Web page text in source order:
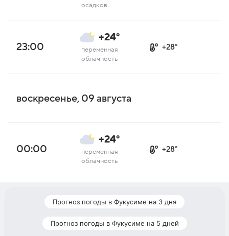
осадков
23:00
+24°
переменная
облачность
+28°
воскресенье, 09 августа
00:00
+24°
переменная
облачность
+28°
Прогноз погоды в Фукусиме на 3 дня
Прогноз погоды в Фукусиме на 5 дней